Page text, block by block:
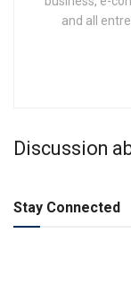
and all
Discussion
Stay Connected